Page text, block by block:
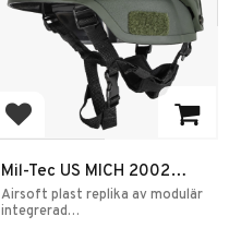
Add to favorites
Mil-Tec US MICH 2002
Hjälm ABS Rail
Airsoft plast replika av modulär
integrerad